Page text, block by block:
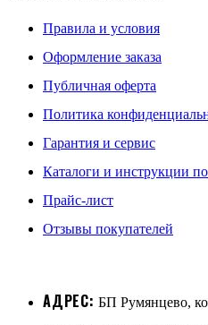
Правила и условия
Оформление заказа
Публичная оферта
Политика
Гарантия и сервис
Каталоги и инструкции
Прайс-лист
Отзывы покупателей
АДРЕС: БП Румянцево,